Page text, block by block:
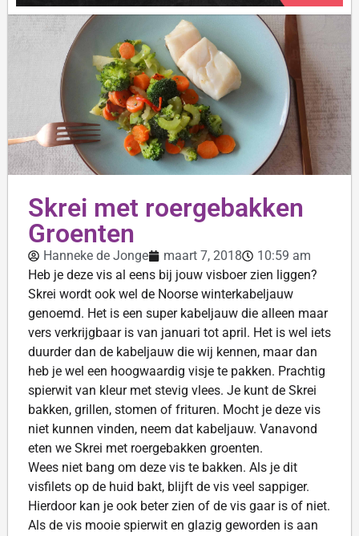
Skrei met roergebakken
Groenten
Hanneke de Jonge maart 7, 2018
10:59 am
Heb je deze vis al eens bij jouw visboer zien liggen?
Skrei wordt ook wel de Noorse winterkabeljauw
genoemd. Het is een super kabeljauw die alleen maar
vers verkrijgbaar is van januari tot april. Het is wel iets
duurder dan de kabeljauw die wij kennen, maar dan
heb je wel een hoogwaardig visje te pakken. Prachtig
spierwit van kleur met stevig vlees. Je kunt de Skrei
bakken, grillen, stomen of frituren. Mocht je deze vis
niet kunnen vinden, neem dat kabeljauw. Vanavond
eten we Skrei met roergebakken groenten.
Wees niet bang om deze vis te bakken. Als je dit
visfilets op de huid bakt, blijft de vis veel sappiger.
Hierdoor kan je ook beter zien of de vis gaar is of niet.
Als de vis mooie spierwit en glazig geworden is aan